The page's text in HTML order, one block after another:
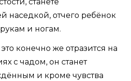
наседкой, отчего ребёнок
и ногам.
конечно же отразится на
с чадом, он станет
и кроме чувства